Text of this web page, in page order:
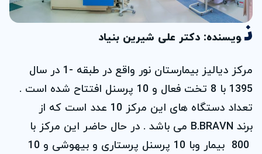
ن ویسنده: دکتر علی شیرین بنیاد
مرکز دیالیز بیمارستان نور واقع در طبقه -1 در سال
1395 با 8 تخت فعال و 10 پرسنل افتتاح شده است .
تعداد دستگاه های این مرکز 10 عدد است که از
برند B.BRAVN می باشد . در حال حاضر این مرکز با
800 بیمار وبا 10 پرسنل پرستاری و بیهوشی و 10